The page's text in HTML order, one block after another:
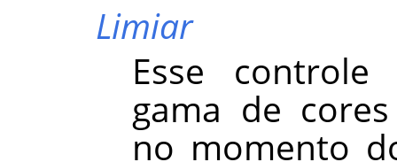
Limiar
Esse
gama de
no momento